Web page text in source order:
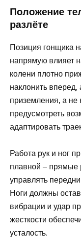
Положение
разлёте
Позиция гонщика
напрямую влияет
колени плотно
наклонить вперед,
приземления, а не
предусмотреть
адаптировать
Работа рук и ног
плавной – прямые
управлять
Ноги должны
вибрации и удар
жесткости
усталость.